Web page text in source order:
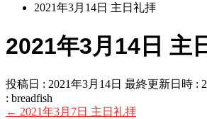
2021年3月14日 主日礼拝
2021年3月14日 主
投稿日 : 2021年3月14日 最終更新日時 :
: breadfish
← 2021年3月7日 主日礼拝